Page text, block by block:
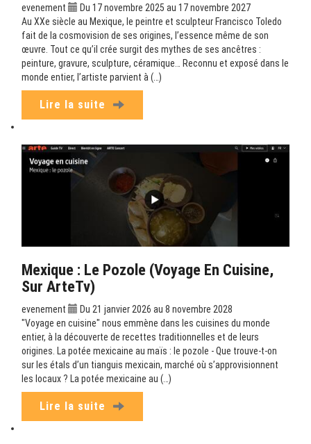
evenement
Du 17 novembre 2025 au 17 novembre 2027
Au XXe siècle au Mexique, le peintre et sculpteur Francisco Toledo
fait de la cosmovision de ses origines, l’essence même de son
œuvre. Tout ce qu’il crée surgit des mythes de ses ancêtres :
peinture, gravure, sculpture, céramique… Reconnu et exposé dans le
monde entier, l’artiste parvient à (…)
Lire la suite
Mexique : Le Pozole (Voyage En Cuisine,
Sur ArteTv)
evenement
Du 21 janvier 2026 au 8 novembre 2028
"Voyage en cuisine" nous emmène dans les cuisines du monde
entier, à la découverte de recettes traditionnelles et de leurs
origines. La potée mexicaine au maïs : le pozole - Que trouve-t-on
sur les étals d’un tianguis mexicain, marché où s’approvisionnent
les locaux ? La potée mexicaine au (…)
Lire la suite